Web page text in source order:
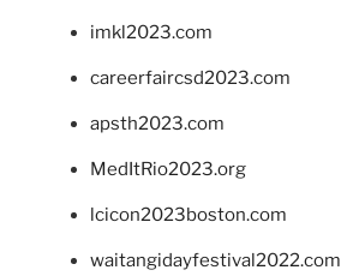
imkl2023.com
careerfaircsd2023.com
apsth2023.com
MedItRio2023.org
lcicon2023boston.com
waitangidayfestival2022.com